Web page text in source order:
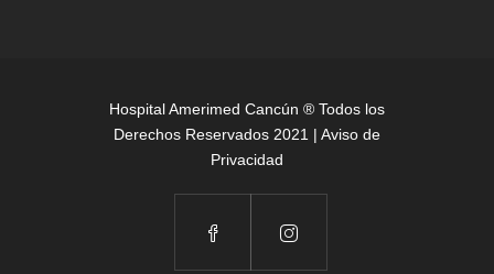
Hospital Amerimed Cancún ® Todos los
Derechos Reservados 2021 | Aviso de
Privacidad